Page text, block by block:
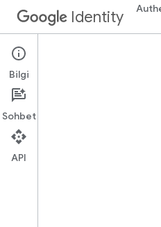
Identity
Google Account Linking
Google Hesabı Yetkilendirmesi
Bilgi
Sohbet
API